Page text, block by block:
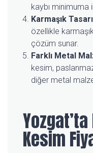
kaybı minimuma
Karmaşık
özellikle
çözüm sunar.
Farklı Metal
kesim,
diğer metal
Kesim